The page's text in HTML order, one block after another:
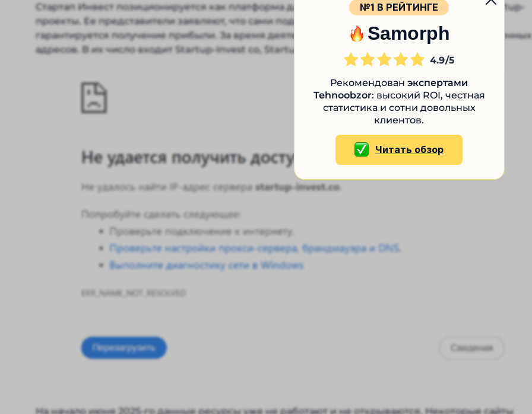
Стартап Инвест позиционируется как платформа для инвестирования в перспективные startup-
проекты. Ее представители заявляют, что сами подбирают варианты. При этом клиентам
гарантируется получение прибыли. За время деятельности биржа сменила множество доменных
адресов. В их число входит Startup-Invest co, StartupInvest ch и многие другие.
На начало июня 2025-го данные ресурсы уже не работают и не открываются. Некоторые сайты
№1 В РЕЙТИНГЕ
Samorph
4.9
Рекомендован экспертами
Tehnoobzor: высокий ROI, честная
статистика и сотни довольных
клиентов.
Читать обзор